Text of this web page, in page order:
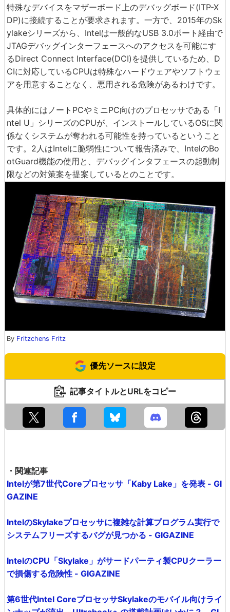
特殊なデバイスをマザーボード上のデバッグボード(ITP-X
DP)に接続することが要求されます。一方で、2015年のSk
ylakeシリーズから、Intelは一般的なUSB 3.0ポート経由で
JTAGデバッグインターフェースへのアクセスを可能にす
るDirect Connect Interface(DCI)を提供しているため、D
CIに対応しているCPUは特殊なハードウェアやソフトウェ
アを用意することなく、悪用される危険があるわけです。
具体的にはノートPCやミニPC向けのプロセッサである「I
ntel U」シリーズのCPUが、インストールしているOSに関
係なくシステムが奪われる可能性を持っているということ
です。2人はIntelに脆弱性について報告済みで、IntelのBo
otGuard機能の使用と、デバッグインタフェースの起動制
限などの対策案を提案しているとのことです。
By Fritzchens Fritz
優先ソースに設定
記事タイトルとURLをコピー
・関連記事
Intelが第7世代Coreプロセッサ「Kaby Lake」を発表 - GI
GAZINE
IntelのSkylakeプロセッサに複雑な計算プログラム実行で
システムフリーズするバグが見つかる - GIGAZINE
IntelのCPU「Skylake」がサードパーティ製CPUクーラー
で損傷する危険性 - GIGAZINE
第6世代Intel CoreプロセッサSkylakeのモバイル向けライ